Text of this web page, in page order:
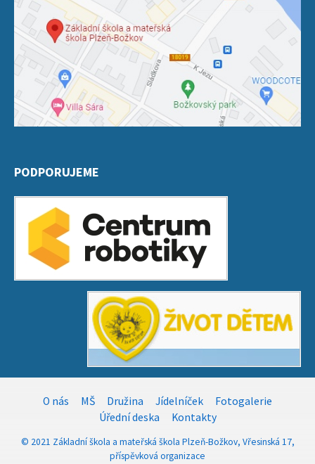
PODPORUJEME
O nás MŠ Družina Jídelníček
Fotogalerie
Úřední deska
Kontakty
© 2021 Základní škola a mateřská škola Plzeň-Božkov, Vřesinská 17,
příspěvková organizace